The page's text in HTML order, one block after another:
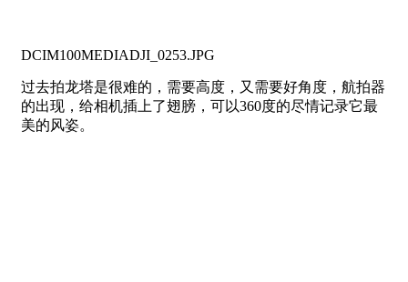
DCIM100MEDIADJI_0253.JPG
过去拍龙塔是很难的，需要高度，又需要好角度，航拍器
的出现，给相机插上了翅膀，可以360度的尽情记录它最
美的风姿。